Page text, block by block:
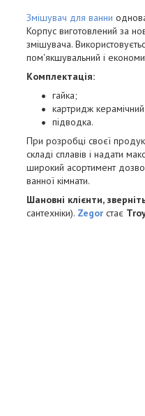
Змішувач для ванни
Корпус виготовлений за
змішувача.
пом'якшувальний і
Комплектація:
гайка;
картридж
підводка.
При розробці своєї
складі сплавів і надати
широкий асортимент
ванної кімнати.
Шановні клієнти,
сантехніки). Zegor стає